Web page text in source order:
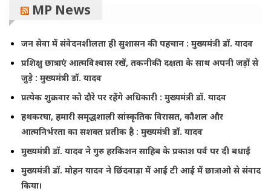
MP News
जन सेवा में संवेदनशीलता ही सुशासन की पहचान : मुख्यमंत्री डॉ. यादव
प्रशिक्षु छात्राएं आत्मविश्वास रखें, तकनीकी दक्षता के साथ अपनी जड़ों से
जुड़े : मुख्यमंत्री डॉ. यादव
प्रत्येक शुक्रवार को दौरे पर रहेंगे अधिकारी : मुख्यमंत्री डॉ. यादव
हथकरघा, हमारी समृद्धशाली सांस्कृतिक विरासत, कौशल और
आत्मनिर्भरता का सशक्त प्रतीक है : मुख्यमंत्री डॉ. यादव
मुख्यमंत्री डॉ. यादव ने गुरु हरकिशन साहिब के प्रकाश पर्व पर दी बधाई
मुख्यमंत्री डॉ. मोहन यादव ने छिंदवाड़ा में आई टी आई में छात्राओ से संवाद
किया।